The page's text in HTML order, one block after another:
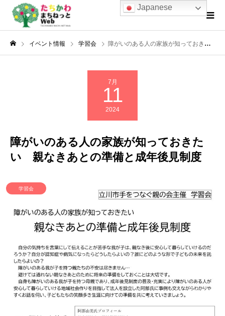
イベント情報 学習会 障がいのある人の家族が知っておきたい 親なきあとの準備と成年後見制度
7月
11
2024
障がいのある人の家族が知っておきた
い 親なきあとの準備と成年後見制度
学習会
Japanese